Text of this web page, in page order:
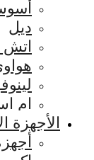
ديل
ام
الأجهزة